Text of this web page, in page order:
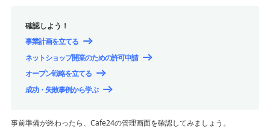
確認しよう！
事業計画を立てる
ネットショップ開業のための許可申請
オープン戦略を立てる
成功・失敗事例から学ぶ
事前準備が終わったら、Cafe24の管理画面を確認してみましょう。